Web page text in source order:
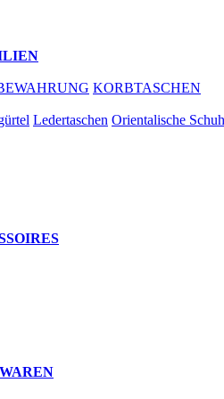
KORBTASCHEN
Ledertaschen Orientalische